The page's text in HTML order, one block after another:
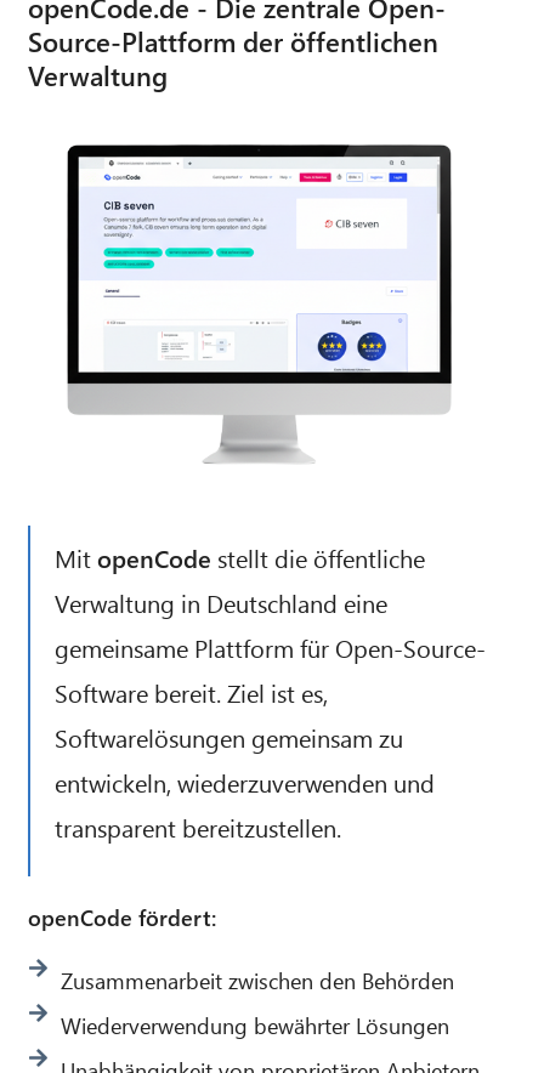
openCode.de - Die zentrale Open-
Source-Plattform der öffentlichen
Verwaltung
MitopenCode stellt die öffentliche
Verwaltung in Deutschland eine
gemeinsame Plattform für Open-Source-
Software bereit. Ziel ist es,
Softwarelösungen gemeinsam zu
entwickeln, wiederzuverwenden und
transparent bereitzustellen.
openCode fördert:
Zusammenarbeit zwischen den Behörden
Wiederverwendung bewährter Lösungen
CIB AI ChatBot
Hallo! Was kann ich für Sie tun?